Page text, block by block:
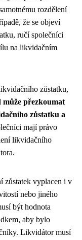
rozdělení
že se objeví
ručí společníci
na likvidačním
zůstatku,
může přezkoumat
zůstatku a
mají právo
likvidačního
zůstatek vyplacen i v
nebo jiného
být hodnota
aby bylo
Likvidátor musí